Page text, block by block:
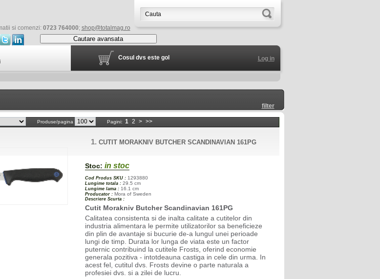
si comenzi: 0723 764000; shop@totalmag.ro
Cautare avansata
Log in
Cosul dvs este gol
filter
Produse/pagina Pagini: 1 2 > >>
1.CUTIT MORAKNIV BUTCHER SCANDINAVIAN 161PG
Stoc: in stoc
Cod Produs SKU : 1293880
Lungime totala : 29.5 cm
Lungime lama : 16.1 cm
Producator : Mora of Sweden
Descriere Scurta :
Cutit Morakniv Butcher Scandinavian 161PG
Calitatea consistenta si de inalta calitate a cutitelor din
industria alimentara le permite utilizatorilor sa beneficieze
din plin de avantaje si bucurie de-a lungul unei perioade
lungi de timp. Durata lor lunga de viata este un factor
puternic contribuind la cutitele Frosts, oferind economie
generala pozitiva - intotdeauna castiga in cele din urma. In
acest fel, cutitul dvs. Frosts devine o parte naturala a
profesiei dvs. si a zilei de lucru.